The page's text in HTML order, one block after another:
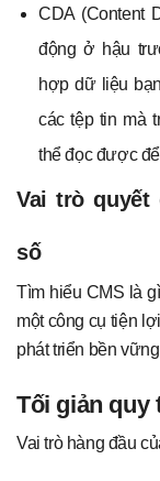
CDA (Content
động ở hậu
hợp dữ liệu
các tệp tin mà
thể đọc được
Vai trò quyết
số
Tìm hiểu CMS là
một công cụ tiện
phát triển bền
Tối giản quy
Vai trò hàng đầu